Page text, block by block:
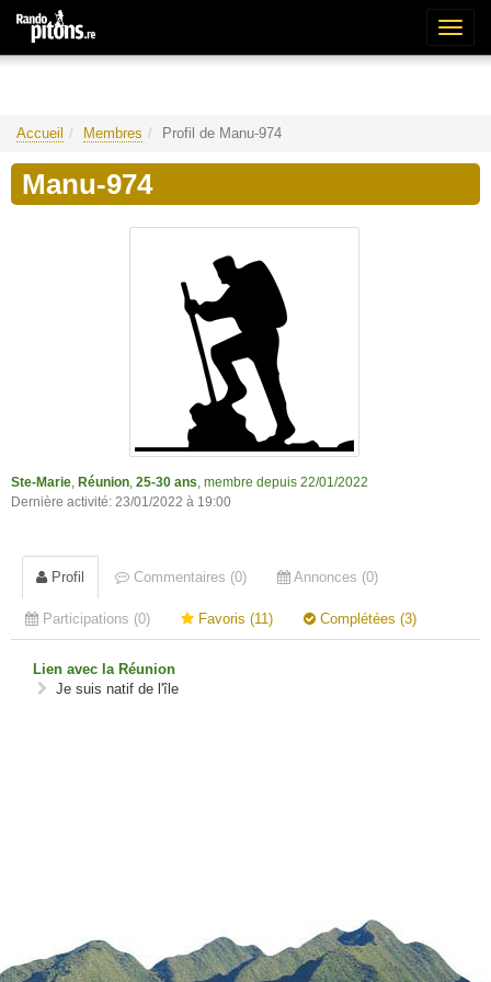
Accueil Membres Profil de Manu-974
Manu-974
Ste-Marie Réunion 25-30 ans , membre depuis 22/01/2022
Dernière activité: 23/01/2022 à 19:00
Profil Commentaires (0) Annonces (0)
Participations (0) Favoris (11) Complétées (3)
Lien avec la Réunion
Je suis natif de l'île